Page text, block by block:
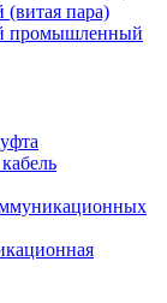
пара)
промышленный